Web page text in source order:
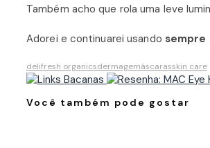
Também acho que rola uma leve
Adorei e continuarei usando sempre
delifresh organicsdermagemáscarasskin care
Você também pode gostar